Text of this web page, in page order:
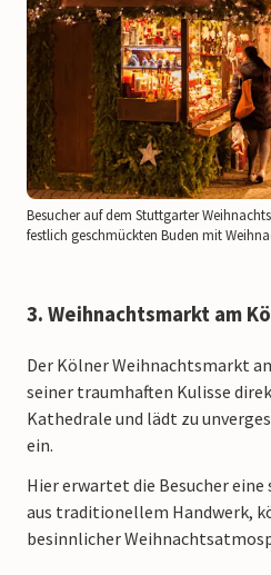
Besucher auf dem Stuttgarter
festlich geschmückten Buden mit
3. Weihnachtsmarkt am
Der Kölner Weihnachtsmarkt
seiner traumhaften Kulisse
Kathedrale und lädt zu
ein.
Hier erwartet die Besucher
aus traditionellem Handwerk,
besinnlicher